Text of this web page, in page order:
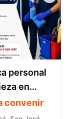
personal
en
Heredia y
| Empleo
convenir